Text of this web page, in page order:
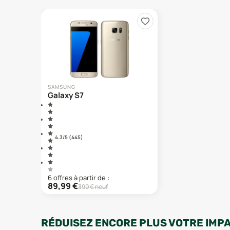
SAMSUNG
Galaxy S7
4.3/5 (445)
6offresà partir de :
89,99€399€ neuf
RÉDUISEZ ENCORE PLUS VOTRE